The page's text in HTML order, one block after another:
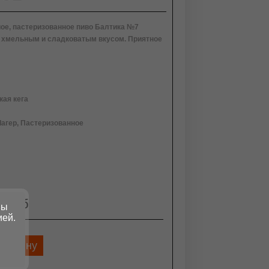
пастеризованное пиво Балтика №7
хмельным и сладковатым вкусом. Приятное
кега
Пастеризованное
руб